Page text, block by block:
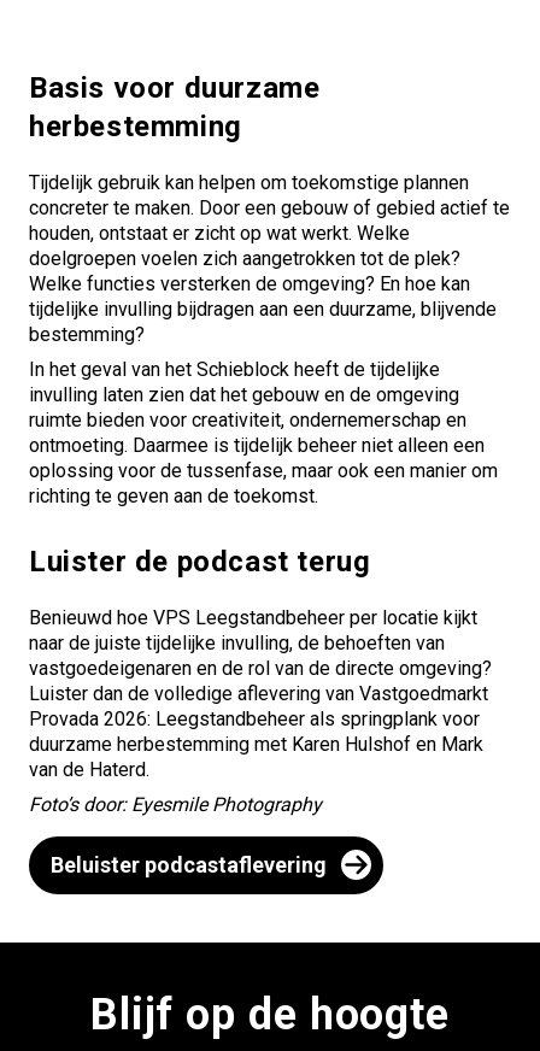
Basis voor duurzame
herbestemming
Tijdelijk gebruik kan helpen om toekomstige plannen
concreter te maken. Door een gebouw of gebied actief te
houden, ontstaat er zicht op wat werkt. Welke
doelgroepen voelen zich aangetrokken tot de plek?
Welke functies versterken de omgeving? En hoe kan
tijdelijke invulling bijdragen aan een duurzame, blijvende
bestemming?
In het geval van het Schieblock heeft de tijdelijke
invulling laten zien dat het gebouw en de omgeving
ruimte bieden voor creativiteit, ondernemerschap en
ontmoeting. Daarmee is tijdelijk beheer niet alleen een
oplossing voor de tussenfase, maar ook een manier om
richting te geven aan de toekomst.
Luister de podcast terug
Benieuwd hoe VPS Leegstandbeheer per locatie kijkt
naar de juiste tijdelijke invulling, de behoeften van
vastgoedeigenaren en de rol van de directe omgeving?
Luister dan de volledige aflevering van Vastgoedmarkt
Provada 2026: Leegstandbeheer als springplank voor
duurzame herbestemming met Karen Hulshof en Mark
van de Haterd.
Foto’s door: Eyesmile Photography
Beluister podcastaflevering
Blijf op de hoogte